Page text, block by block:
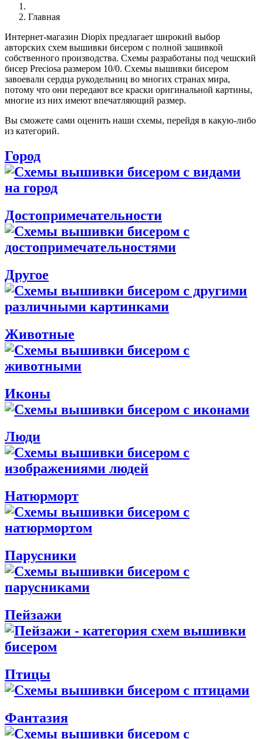
Главная
Интернет-магазин Diopix предлагает широкий выбор
авторских схем вышивки бисером с полной зашивкой
собственного производства. Схемы разработаны под чешский
бисер Preciosa размером 10/0. Схемы вышивки бисером
завоевали сердца рукодельниц во многих странах мира,
потому что они передают все краски оригинальной картины,
многие из них имеют впечатляющий размер.
Вы сможете сами оценить наши схемы, перейдя в какую-либо
из категорий.
Город
Достопримечательности
Другое
Животные
Иконы
Люди
Натюрморт
Парусники
Пейзажи
Птицы
Фантазия